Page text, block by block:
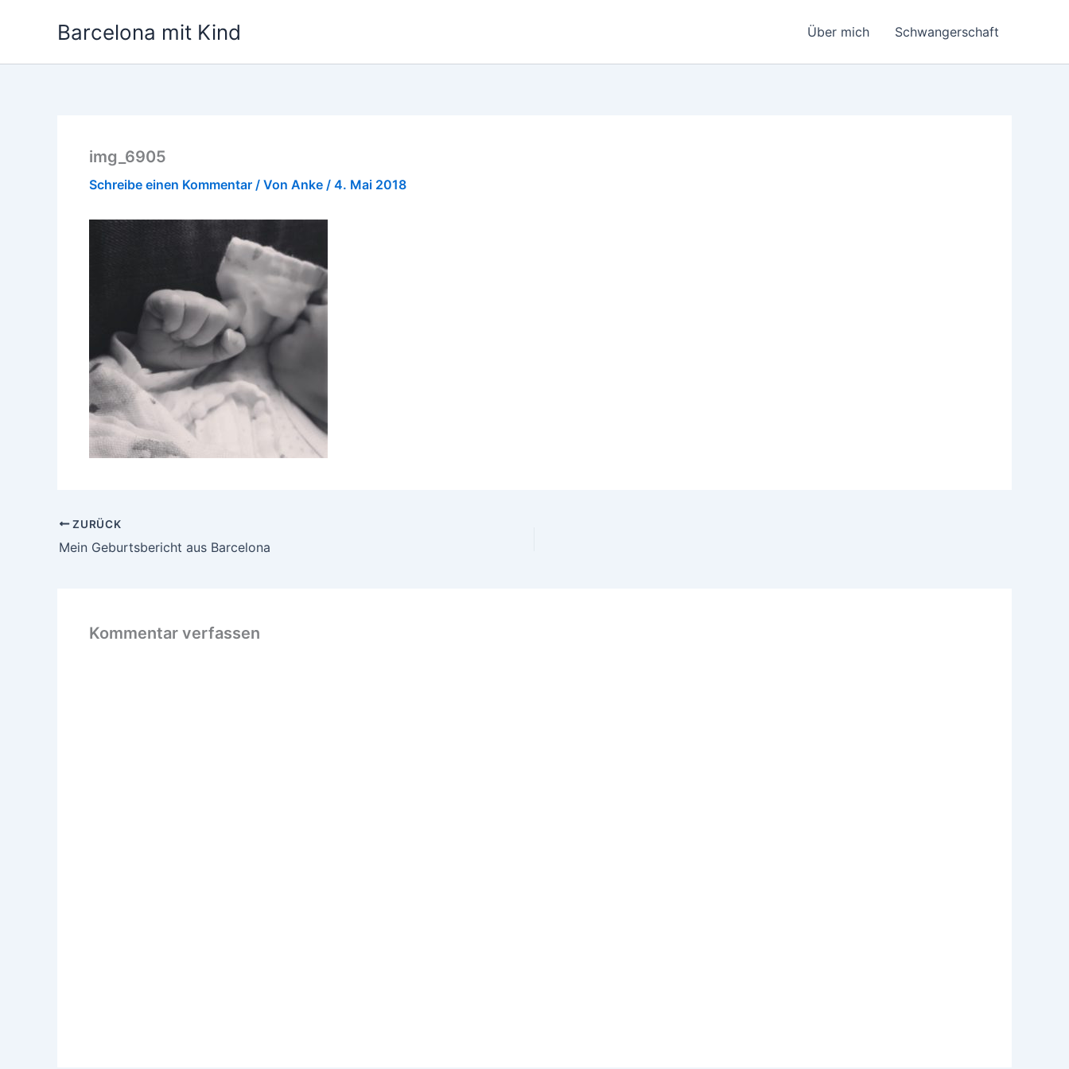
Barcelona mit Kind Über mich Schwangerschaft
img_6905
Schreibe einen Kommentar / Von Anke / 4. Mai 2018
ZURÜCK
Mein Geburtsbericht aus Barcelona
Kommentar verfassen